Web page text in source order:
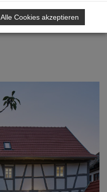
Alle Cookies akzeptieren